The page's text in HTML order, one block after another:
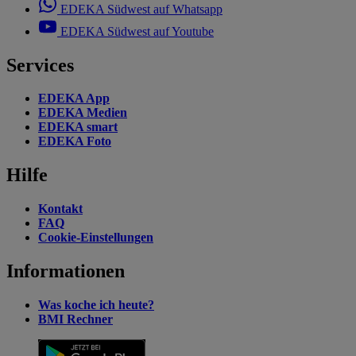
EDEKA Südwest auf Whatsapp
EDEKA Südwest auf Youtube
Services
EDEKA App
EDEKA Medien
EDEKA smart
EDEKA Foto
Hilfe
Kontakt
FAQ
Cookie-Einstellungen
Informationen
Was koche ich heute?
BMI Rechner